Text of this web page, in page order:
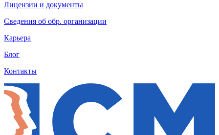
Лицензии и документы
Сведения об обр. организации
Карьера
Блог
Контакты